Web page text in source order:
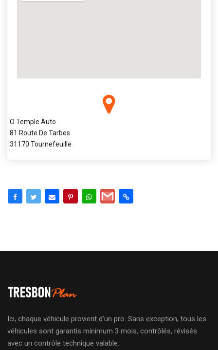
O Temple Auto
81 Route De Tarbes
31170 Tournefeuille
Ici, chaque véhicule provient d’un pro. Sans exception, tous les
véhicules sont garantis minimum 3 mois, contrôlés, révisés
avec un contrôle technique valable.